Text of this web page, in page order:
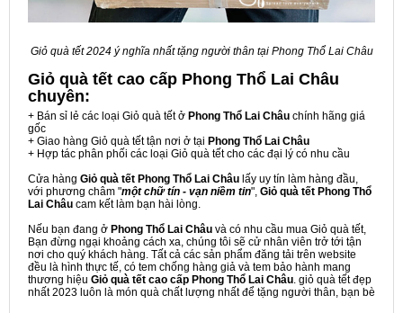
Giỏ quà tết 2024 ý nghĩa nhất tặng người thân tại Phong Thổ Lai Châu
Giỏ quà tết cao cấp Phong Thổ Lai Châu
chuyên:
+ Bán sỉ lẻ các loại Giỏ quà tết ở Phong Thổ Lai Châu chính hãng giá
gốc
+ Giao hàng Giỏ quà tết tận nơi ở tại Phong Thổ Lai Châu
+ Hợp tác phân phối các loại Giỏ quà tết cho các đại lý có nhu cầu
Cửa hàng Giỏ quà tết Phong Thổ Lai Châu lấy uy tín làm hàng đầu,
với phương châm "một chữ tín - vạn niềm tin", Giỏ quà tết Phong Thổ
Lai Châu cam kết làm bạn hài lòng.
Nếu bạn đang ở Phong Thổ Lai Châu và có nhu cầu mua Giỏ quà tết,
Bạn đừng ngại khoảng cách xa, chúng tôi sẽ cử nhân viên trở tới tận
nơi cho quý khách hàng. Tất cả các sản phẩm đăng tải trên website
đều là hình thực tế, có tem chống hàng giả và tem bảo hành mang
thương hiệu Giỏ quà tết cao cấp Phong Thổ Lai Châu. giỏ quà tết đẹp
nhất 2023 luôn là món quà chất lượng nhất để tặng người thân, bạn bè